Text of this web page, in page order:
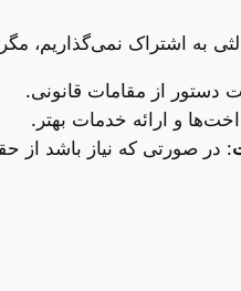
به اشتراک نمی‌گذاریم،
دستور از مقامات قانونی.
و ارائه خدمات بهتر.
: در صورتی که نیاز باشد از